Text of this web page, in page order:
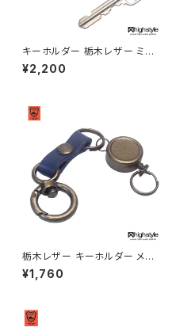
キーホルダー 栃木レザー ミニ
丸カラビナ リールキー ミニナス
カン アンティークカラー キーホ
¥2,200
栃木レザー キーホルダー メン
ズ レディース 日本製 栃木レザ
ー ミニ丸カラビナ シングルリー
ト ハイスタイル hs-yam-765a
¥1,760